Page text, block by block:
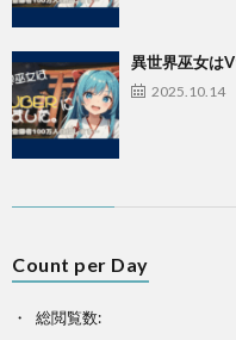
異世界巫女は
2025.10.14
Count per Day
総閲覧数: